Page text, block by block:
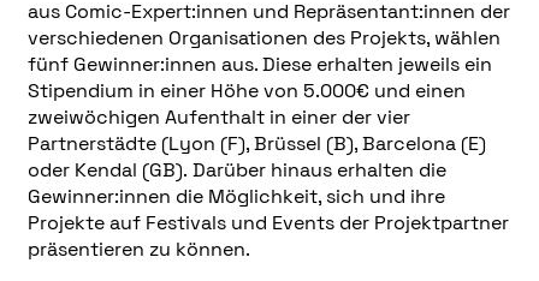
aus Comic-Expert:innen und Repräsentant:innen der
verschiedenen Organisationen des Projekts, wählen
fünf Gewinner:innen aus. Diese erhalten jeweils ein
Stipendium in einer Höhe von 5.000€ und einen
zweiwöchigen Aufenthalt in einer der vier
Partnerstädte (Lyon (F), Brüssel (B), Barcelona (E)
oder Kendal (GB). Darüber hinaus erhalten die
Gewinner:innen die Möglichkeit, sich und ihre
Projekte auf Festivals und Events der Projektpartner
präsentieren zu können.